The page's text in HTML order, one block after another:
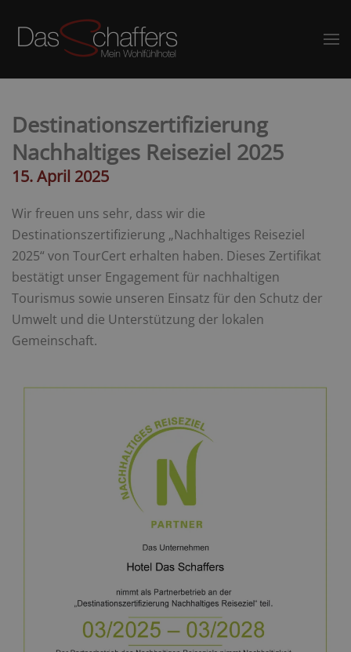
Destinationszertifizierung
Nachhaltiges Reiseziel 2025
15. April 2025
Wir freuen uns sehr, dass wir die
Destinationszertifizierung „Nachhaltiges Reiseziel
2025“ von TourCert erhalten haben. Dieses Zertifikat
bestätigt unser Engagement für nachhaltigen
Tourismus sowie unseren Einsatz für den Schutz der
Umwelt und die Unterstützung der lokalen
Gemeinschaft.